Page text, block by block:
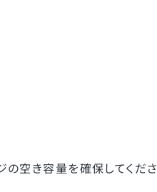
の空き容量を確保してくださ